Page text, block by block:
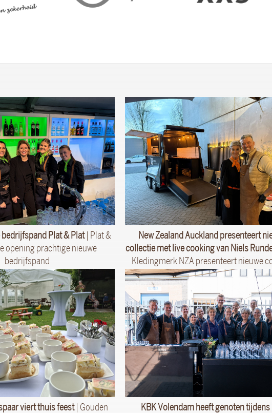
Plat & Plat| Plat &
opening prachtige nieuwe
bedrijfspand
New Zealand Auckland presenteert
collectie met live cooking van Niels
Kledingmerk NZA presenteert nieuwe
met live cooking van Niels
viert thuis feest| Gouden
KBK Volendam heeft genoten tijdens